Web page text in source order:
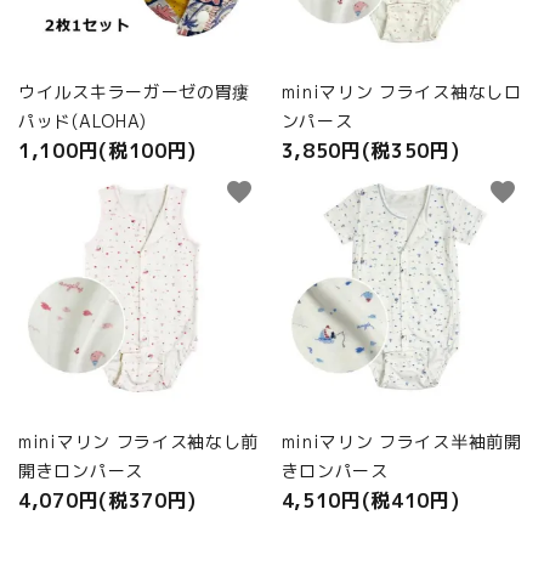
ウイルスキラーガーゼの胃瘻
パッド(ALOHA)
1,100円(税100円)
miniマリン フライス袖なしロ
ンパース
3,850円(税350円)
miniマリン フライス袖なし前
開きロンパース
4,070円(税370円)
favorite
miniマリン フライス半袖前開
きロンパース
4,510円(税410円)
favorite